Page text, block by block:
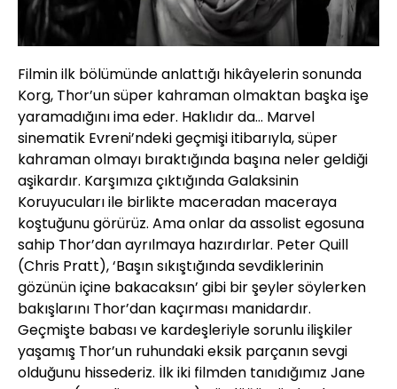
Filmin ilk bölümünde anlattığı hikâyelerin sonunda
Korg, Thor’un süper kahraman olmaktan başka işe
yaramadığını ima eder. Haklıdır da… Marvel
sinematik Evreni’ndeki geçmişi itibarıyla, süper
kahraman olmayı bıraktığında başına neler geldiği
aşikardır. Karşımıza çıktığında Galaksinin
Koruyucuları ile birlikte maceradan maceraya
koştuğunu görürüz. Ama onlar da assolist egosuna
sahip Thor’dan ayrılmaya hazırdırlar. Peter Quill
(Chris Pratt), ‘Başın sıkıştığında sevdiklerinin
gözünün içine bakacaksın’ gibi bir şeyler söylerken
bakışlarını Thor’dan kaçırması manidardır.
Geçmişte babası ve kardeşleriyle sorunlu ilişkiler
yaşamış Thor’un ruhundaki eksik parçanın sevgi
olduğunu hissederiz. İlk iki filmden tanıdığımız Jane